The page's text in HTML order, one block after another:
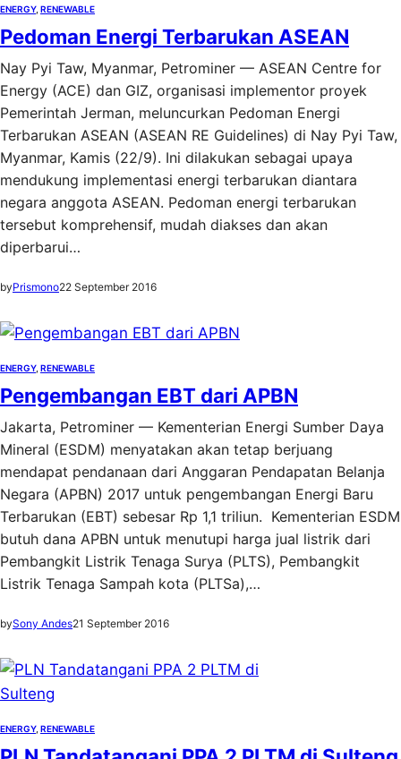
ENERGY, RENEWABLE
Pedoman Energi Terbarukan ASEAN
Nay Pyi Taw, Myanmar, Petrominer — ASEAN Centre for
Energy (ACE) dan GIZ, organisasi implementor proyek
Pemerintah Jerman, meluncurkan Pedoman Energi
Terbarukan ASEAN (ASEAN RE Guidelines) di Nay Pyi Taw,
Myanmar, Kamis (22/9). Ini dilakukan sebagai upaya
mendukung implementasi energi terbarukan diantara
negara anggota ASEAN. Pedoman energi terbarukan
tersebut komprehensif, mudah diakses dan akan
diperbarui…
byPrismono22 September 2016
ENERGY, RENEWABLE
Pengembangan EBT dari APBN
Jakarta, Petrominer — Kementerian Energi Sumber Daya
Mineral (ESDM) menyatakan akan tetap berjuang
mendapat pendanaan d‎ari Anggaran Pendapatan Belanja
Negara (APBN) 2017 untuk pengembangan Energi Baru
Terbarukan (EBT) sebesar Rp 1,1 triliun. ‎ Kementerian ESDM
butuh dana APBN untuk menutupi harga jual listrik dari
Pembangkit Listrik Tenaga Surya (PLTS), Pembangkit
Listrik Tenaga Sampah kota (PLTSa),…
bySony Andes21 September 2016
ENERGY, RENEWABLE